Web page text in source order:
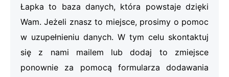
Łapka to baza danych, która powstaje dzięki
Wam. Jeżeli znasz to miejsce, prosimy o pomoc
w uzupełnieniu danych. W tym celu skontaktuj
się z nami mailem lub dodaj to zmiejsce
ponownie za pomocą formularza dodawania